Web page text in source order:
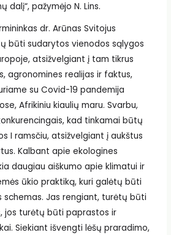
dalį“, pažymėjo N. Lins.
dr. Arūnas Svitojus
būti sudarytos vienodos sąlygos
atsižvelgiant į tam tikrus
agronomines realijas ir faktus,
su Covid-19 pandemija
Afrikiniu kiaulių maru. Svarbu,
kad tinkamai būtų
I ramsčiu, atsižvelgiant į aukštus
Kalbant apie ekologines
daugiau aiškumo apie klimatui ir
ūkio praktiką, kuri galėtų būti
schemas. Jas rengiant, turėtų būti
jos turėtų būti paprastos ir
Siekiant išvengti lėšų praradimo,